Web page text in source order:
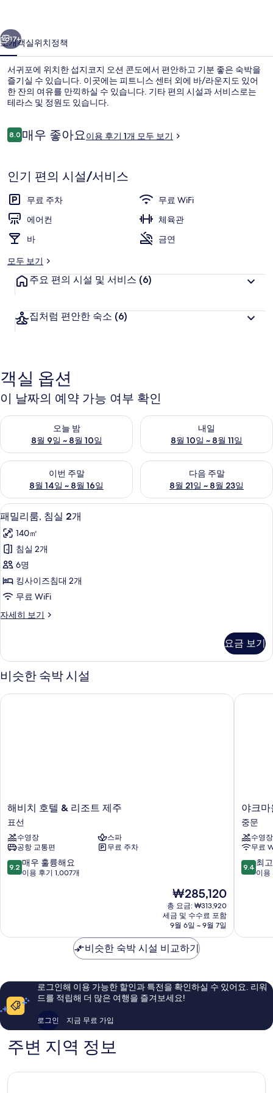
도
의
사
진
러
17+
소개객실위치정책
서귀포에 위치한 섭지코지 오션 콘도에서 편안하고 기분 좋은 숙박을
즐기실 수 있습니다. 이곳에는 피트니스 센터 외에 바/라운지도 있어
한 잔의 여유를 만끽하실 수 있습니다. 기타 편의 시설과 서비스로는
테라스 및 정원도 있습니다.
이
용
기
8.010점 만점 중 8.0점.
매우 좋아요이용 후기 1개 모두 보기
인기 편의 시설/서비스
무료 주차
무료 WiFi
에어컨
체육관
바
금연
모두 보기
주요 편의 시설 및 서비스 (6)
집처럼 편안한 숙소 (6)
객실 옵션
이 날짜의 예약 가능 여부 확인
오늘 밤
8월 9일 ~ 8월 10일
오늘 밤 예약 가능 여부 확인, 8월 9일 ~ 8월 10일
내일
8월 10일 ~ 8월 11일
내일 예약 가능 여부 확인, 8월
이번 주말
8월 14일 ~ 8월 16일
이번 주말 예약 가능 여부 확인, 8월 14일 ~ 8월 16일
다음 주말
8월 21일 ~ 8월 23일
다음 주말 예약 가능 여부 확인
패
밀
리
룸,
침
실
개
진
두
보
패밀리룸, 침실 2개 | 2 개의 침실, 다
12
패밀리룸, 침실 2개
140㎡
침실 2개
6명
킹사이즈침대 2개
무료 WiFi
자세히 보기
패
침
실
2
자
요금 보기
비슷한 숙박 시설
해
비
치
호
텔
&
리
선
해비치 호텔 & 리조트 제주
표선
수영장
스파
공항 교통편
무료 주차
10
점
매
해
이
용
1,007
9.2 매우 훌륭해요
이용 후기 1,007개
현
재
요
금
₩285,120
₩285,120
총 요금: ₩313,920
세금 및 수수료 포함
9월 6일 ~ 9월 7일
해비치 호텔 & 리조트 제주
야
크
마
을
중
문
야크마
중문
수영장
무료
10
점
최
이
용
9.4 최
이용
야크마을
비슷한 숙박 시설 비교하기
로그인해 이용 가능한 할인과 특전을 확인하실 수 있어요. 리워
드를 적립해 더 많은 여행을 즐겨보세요!
로그인 지금 무료 가입
주변 지역 정보